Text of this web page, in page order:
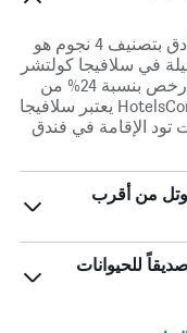
في سبليت، يبلغ متوسط ​​سعر الليلة للفنادق بتصنيف 4 نجوم هو
في سلافيجا كولتشر
هيرتيدج هوتل حوالي 1,514 ﷼ وهو سعر أرخص بنسبة 24% من
متوسط الأسعار في المدينة. في HotelsCombined يعتبر سلافيجا
تود الإقامة في فندق
من أقرب
للحيوانات